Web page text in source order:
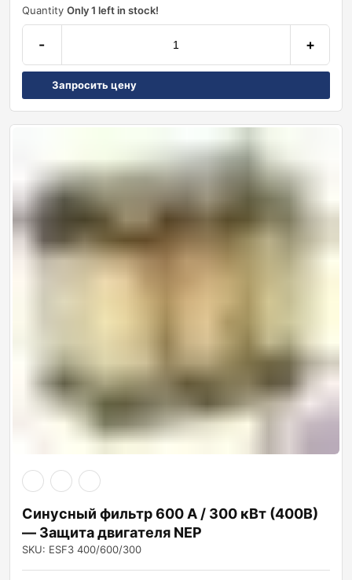
Quantity Only 1 left in stock!
- +
Запросить цену
Синусный фильтр 600 А / 300 кВт (400В)
— Защита двигателя NEP
SKU: ESF3 400/600/300